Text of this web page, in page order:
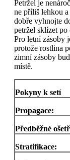
Petržel je
ne příliš lehkou
dobře vyhnojte
petržel sklízet po
Pro letní zásoby
protože rostlina
zimní zásoby
místě.
Pokyny k setí
Propagace:
Předběžné
Stratifikace: